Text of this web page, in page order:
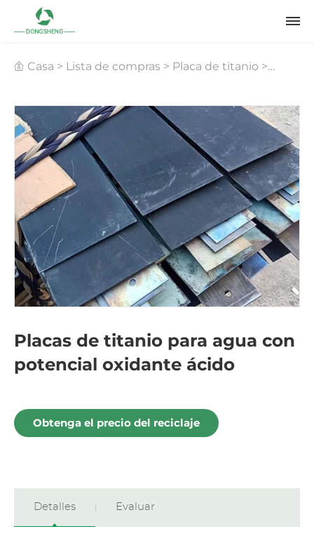
Casa > Lista de compras > Placa de titanio >
Placas de titanio para agua con potencial oxidante
ácido
Placas de titanio para agua con
potencial oxidante ácido
Obtenga el precio del reciclaje
Detalles Evaluar